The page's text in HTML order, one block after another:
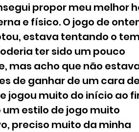
propor meu melhor
e físico. O jogo de
estava tentando o
ter sido um pouco
mas acho que não
de ganhar de um cara
jogou muito do início ao
um estilo de jogo muito
preciso muito da minha